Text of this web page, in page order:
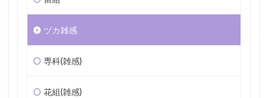
ヅカ雑感
専科(雑感)
花組(雑感)